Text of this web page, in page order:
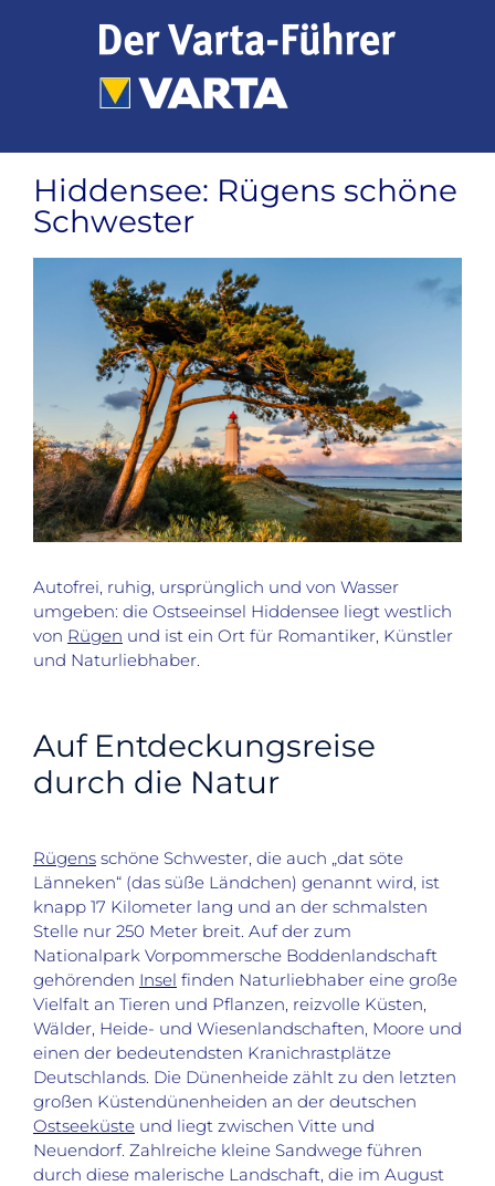
Hiddensee: Rügens schöne
Schwester
grösseres
Autofrei, ruhig, ursprünglich und von Wasser
umgeben: die Ostseeinsel Hiddensee liegt westlich
von Rügen und ist ein Ort für Romantiker, Künstler
und Naturliebhaber.
Auf Entdeckungsreise
durch die Natur
Rügensschöne Schwester, die auch „dat söte
Länneken“ (das süße Ländchen) genannt wird, ist
knapp 17 Kilometer lang und an der schmalsten
Stelle nur 250 Meter breit. Auf der zum
Nationalpark Vorpommersche Boddenlandschaft
gehörenden Insel finden Naturliebhaber eine große
Vielfalt an Tieren und Pflanzen, reizvolle Küsten,
Wälder, Heide- und Wiesenlandschaften, Moore und
einen der bedeutendsten Kranichrastplätze
Deutschlands. Die Dünenheide zählt zu den letzten
großen Küstendünenheiden an der deutschen
Ostseeküsteund liegt zwischen Vitte und
Neuendorf. Zahlreiche kleine Sandwege führen
durch diese malerische Landschaft, die im August